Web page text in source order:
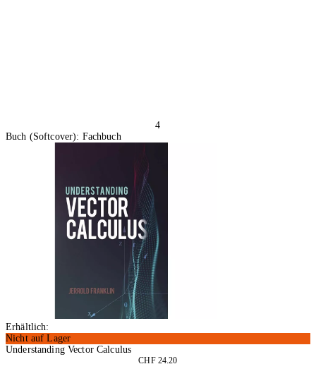
4
Buch (Softcover): Fachbuch
Erhältlich:
Nicht auf Lager
Understanding Vector Calculus
CHF 24.20